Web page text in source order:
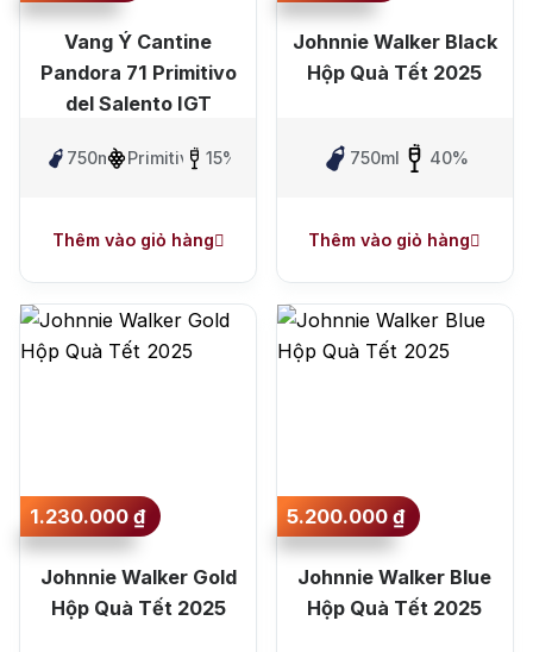
Vang Ý Cantine
Pandora 71 Primitivo
del Salento IGT
750ml Primitivo 15%
Thêm vào giỏ hàng
Johnnie Walker Black
Hộp Quà Tết 2025
750ml 40%
Thêm vào giỏ hàng
1.230.000₫
Johnnie Walker Gold
Hộp Quà Tết 2025
5.200.000₫
Johnnie Walker Blue
Hộp Quà Tết 2025